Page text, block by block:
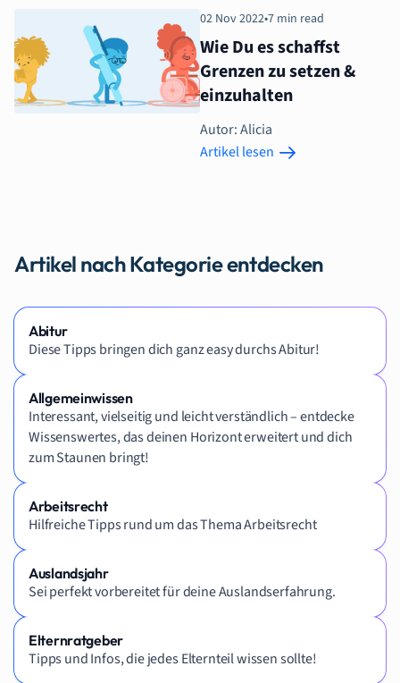
02 Nov 2022•7 min read
Wie Du es schaffst
Grenzen zu setzen &
einzuhalten
Autor: Alicia
Artikel lesen
Artikel nach Kategorie entdecken
Abitur
Diese Tipps bringen dich ganz easy durchs Abitur!
Allgemeinwissen
Interessant, vielseitig und leicht verständlich – entdecke
Wissenswertes, das deinen Horizont erweitert und dich
zum Staunen bringt!
Arbeitsrecht
Hilfreiche Tipps rund um das Thema Arbeitsrecht
Auslandsjahr
Sei perfekt vorbereitet für deine Auslandserfahrung.
Elternratgeber
Tipps und Infos, die jedes Elternteil wissen sollte!